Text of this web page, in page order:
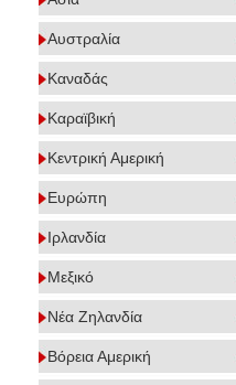
Αυστραλία
Καναδάς
Καραϊβική
Κεντρική Αμερική
Ευρώπη
Ιρλανδία
Μεξικό
Νέα Ζηλανδία
Βόρεια Αμερική